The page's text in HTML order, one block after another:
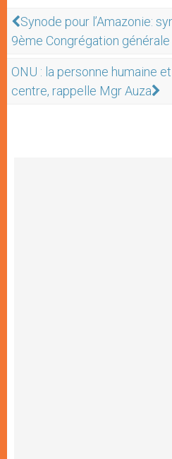
Synode pour l’Amazonie:
9ème Congrégation générale
ONU : la personne humaine
centre, rappelle Mgr Auza